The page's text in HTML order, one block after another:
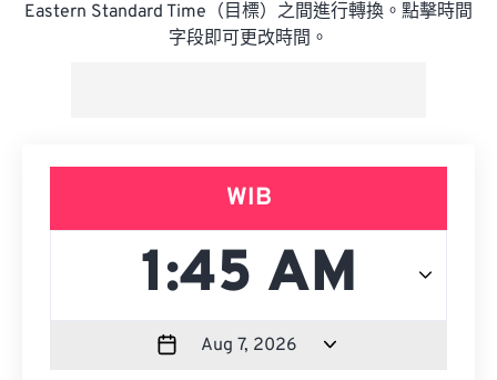
Eastern Standard Time（目標）之間進行轉換。點擊時間
字段即可更改時間。
WIB